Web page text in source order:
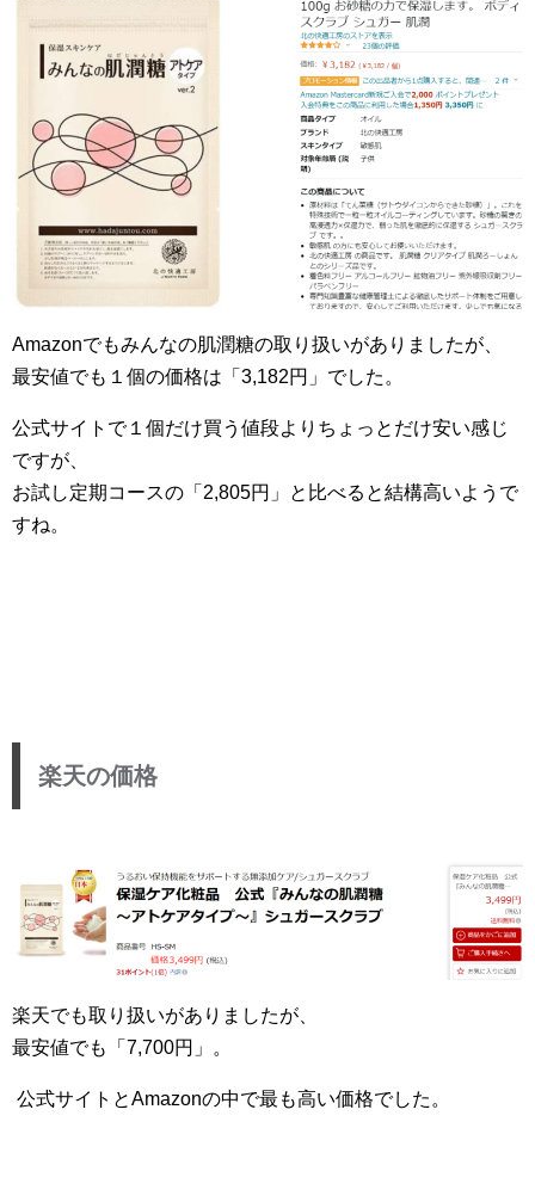
Amazonでもみんなの肌潤糖の取り扱いがありましたが、
最安値でも１個の価格は「3,182円」でした。
公式サイトで１個だけ買う値段よりちょっとだけ安い感じ
ですが、
お試し定期コースの「2,805円」と比べると結構高いようで
すね。
楽天の価格
楽天でも取り扱いがありましたが、
最安値でも「7,700円」。
公式サイトとAmazonの中で最も高い価格でした。